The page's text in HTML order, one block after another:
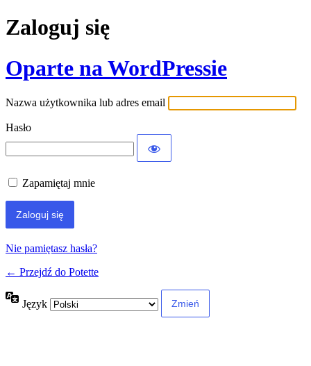
Zaloguj się
Oparte na WordPressie
Nazwa użytkownika lub adres email
Hasło
Zapamiętaj mnie
Nie pamiętasz hasła?
← Przejdź do Potette
Język